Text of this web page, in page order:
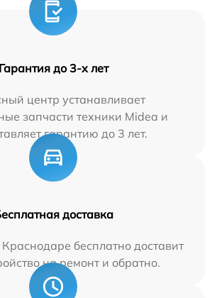
Гарантия до 3-х лет
центр устанавливает
запчасти техники Midea и
гарантию до 3 лет.
доставка
бесплатно доставит
на ремонт и обратно.